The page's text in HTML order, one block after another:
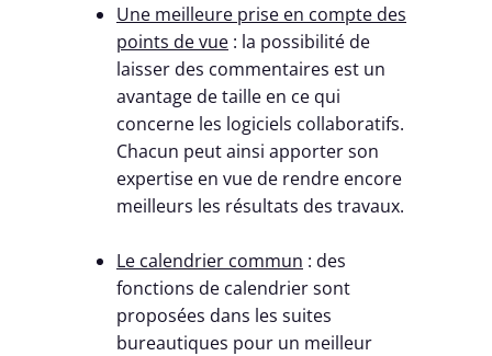
Une meilleure prise en compte des
points de vue : la possibilité de
laisser des commentaires est un
avantage de taille en ce qui
concerne les logiciels collaboratifs.
Chacun peut ainsi apporter son
expertise en vue de rendre encore
meilleurs les résultats des travaux.
Le calendrier commun : des
fonctions de calendrier sont
proposées dans les suites
bureautiques pour un meilleur